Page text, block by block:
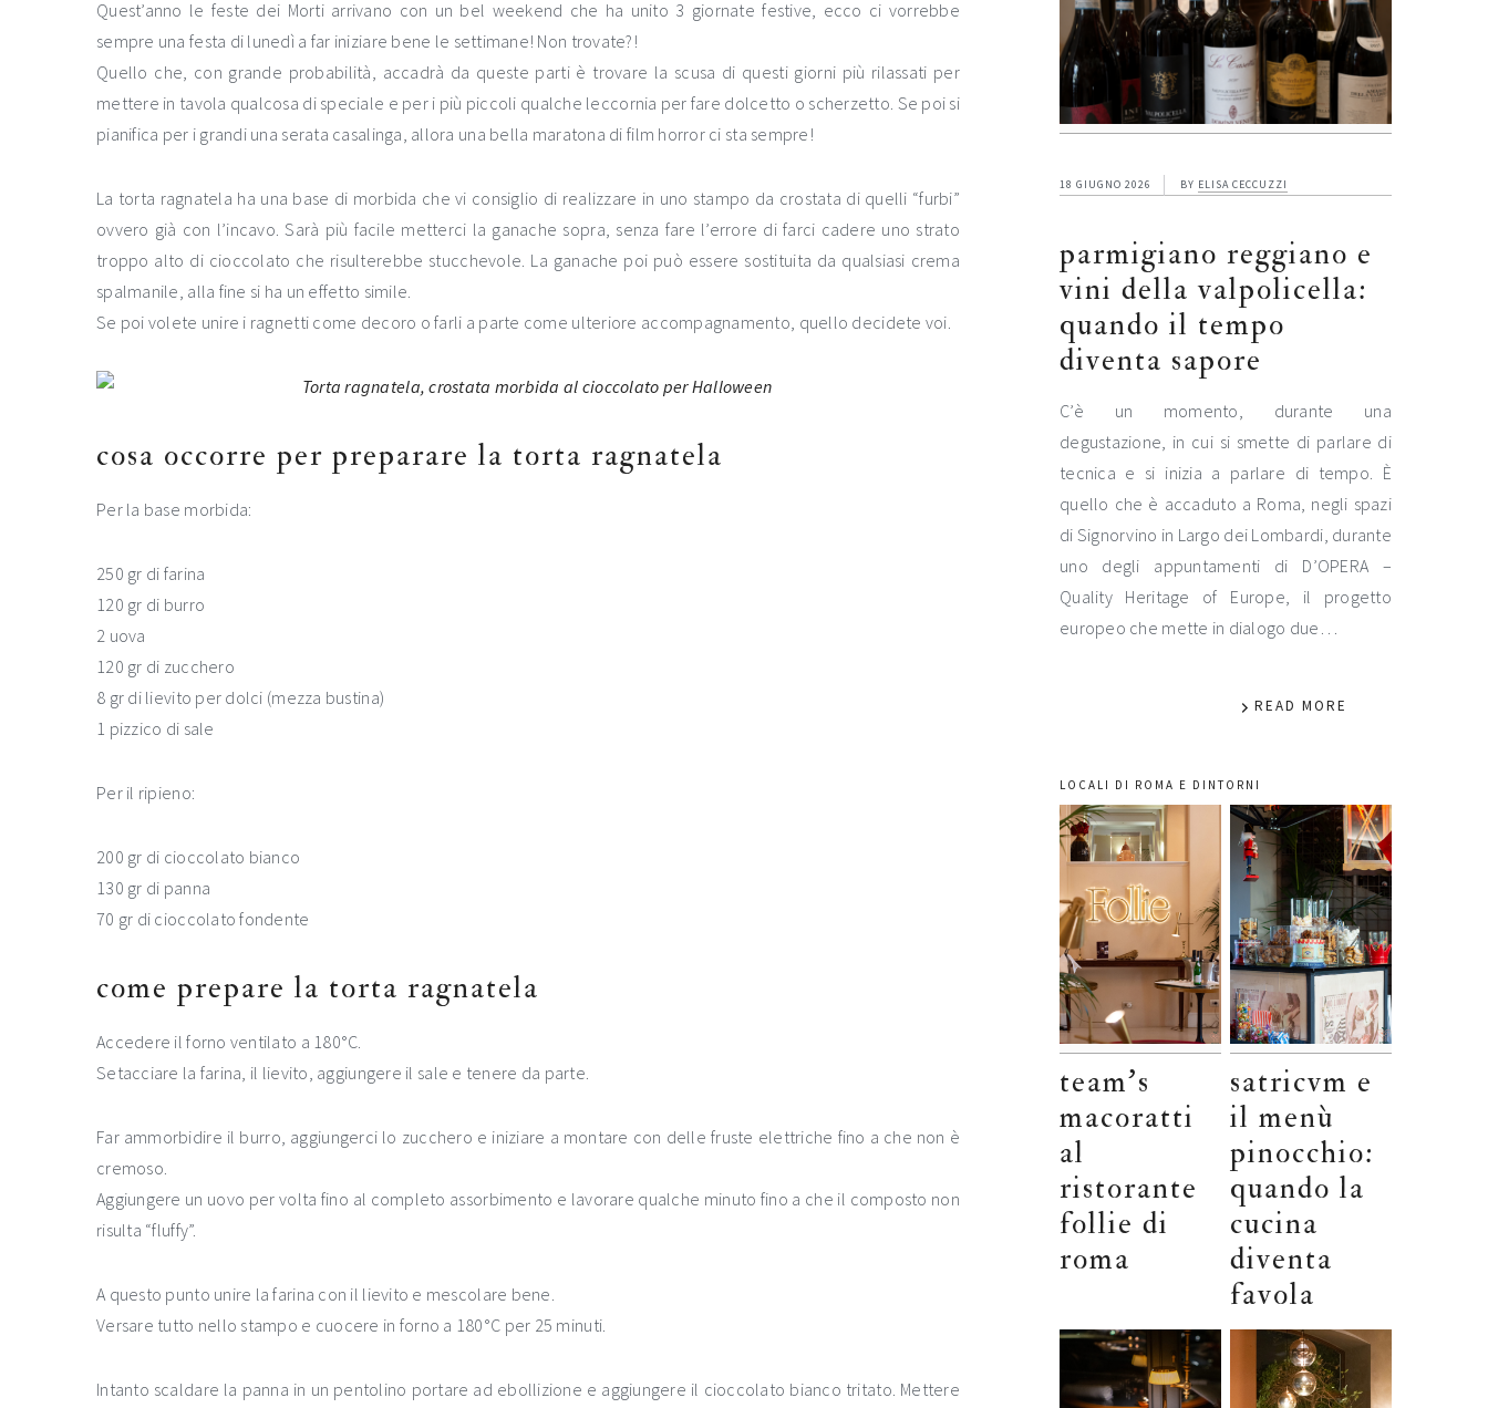
Quest’anno le feste dei Morti arrivano con un bel weekend che ha unito 3 giornate festive, ecco ci vorrebbe
sempre una festa di lunedì a far iniziare bene le settimane! Non trovate?!
Quello che, con grande probabilità, accadrà da queste parti è trovare la scusa di questi giorni più rilassati per
mettere in tavola qualcosa di speciale e per i più piccoli qualche leccornia per fare dolcetto o scherzetto. Se poi si
pianifica per i grandi una serata casalinga, allora una bella maratona di film horror ci sta sempre!
La torta ragnatela ha una base di morbida che vi consiglio di realizzare in uno stampo da crostata di quelli “furbi”
ovvero già con l’incavo. Sarà più facile metterci la ganache sopra, senza fare l’errore di farci cadere uno strato
troppo alto di cioccolato che risulterebbe stucchevole. La ganache poi può essere sostituita da qualsiasi crema
spalmanile, alla fine si ha un effetto simile.
Se poi volete unire i ragnetti come decoro o farli a parte come ulteriore accompagnamento, quello decidete voi.
cosa occorre per preparare la torta ragnatela
Per la base morbida:
250 gr di farina
120 gr di burro
2 uova
120 gr di zucchero
8 gr di lievito per dolci (mezza bustina)
1 pizzico di sale
Per il ripieno:
200 gr di cioccolato bianco
130 gr di panna
70 gr di cioccolato fondente
come prepare la torta ragnatela
Accedere il forno ventilato a 180°C.
Setacciare la farina, il lievito, aggiungere il sale e tenere da parte.
Far ammorbidire il burro, aggiungerci lo zucchero e iniziare a montare con delle fruste elettriche fino a che non è
cremoso.
Aggiungere un uovo per volta fino al completo assorbimento e lavorare qualche minuto fino a che il composto non
risulta “fluffy”.
A questo punto unire la farina con il lievito e mescolare bene.
Versare tutto nello stampo e cuocere in forno a 180°C per 25 minuti.
Intanto scaldare la panna in un pentolino portare ad ebollizione e aggiungere il cioccolato bianco tritato. Mettere
18 GIUGNO 2026 BY ELISA CECCUZZI
parmigiano reggiano e
vini della valpolicella:
quando il tempo
diventa sapore
C’è un momento, durante una
degustazione, in cui si smette di parlare di
tecnica e si inizia a parlare di tempo. È
quello che è accaduto a Roma, negli spazi
di Signorvino in Largo dei Lombardi, durante
uno degli appuntamenti di D’OPERA –
Quality Heritage of Europe, il progetto
europeo che mette in dialogo due…
READ MORE
LOCALI DI ROMA E DINTORNI
team’s
macoratti
al
ristorante
follie di
roma
satricvm e
il menù
pinocchio:
quando la
cucina
diventa
favola